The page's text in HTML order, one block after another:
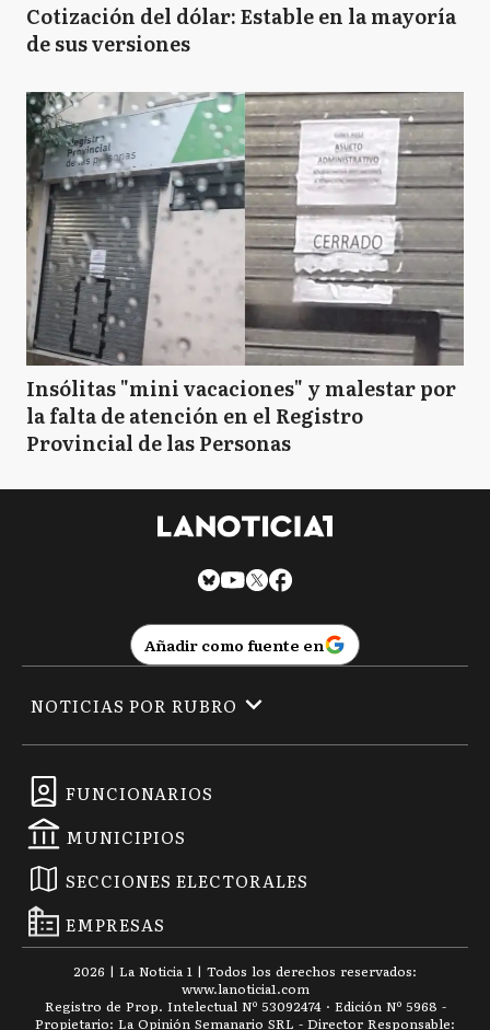
Cotización del dólar: Estable en la mayoría
de sus versiones
Insólitas "mini vacaciones" y malestar por
la falta de atención en el Registro
Provincial de las Personas
Añadir como fuente en
FUNCIONARIOS
MUNICIPIOS
SECCIONES ELECTORALES
EMPRESAS
NOTICIAS POR RUBRO
2026 | La Noticia 1 | Todos los derechos reservados:
www.lanoticia1.com
Registro de Prop. Intelectual Nº 53092474 · Edición Nº 5968 -
Propietario: La Opinión Semanario SRL - Director Responsable: